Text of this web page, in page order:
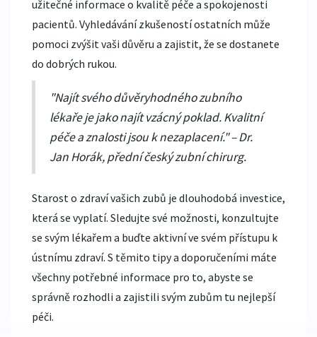
užitečné informace o kvalitě péče a spokojenosti
pacientů. Vyhledávání zkušeností ostatních může
pomoci zvýšit vaši důvěru a zajistit, že se dostanete
do dobrých rukou.
"Najít svého důvěryhodného zubního
lékaře je jako najít vzácný poklad. Kvalitní
péče a znalosti jsou k nezaplacení." – Dr.
Jan Horák, přední český zubní chirurg.
Starost o zdraví vašich zubů je dlouhodobá investice,
která se vyplatí. Sledujte své možnosti, konzultujte
se svým lékařem a buďte aktivní ve svém přístupu k
ústnímu zdraví. S těmito tipy a doporučeními máte
všechny potřebné informace pro to, abyste se
správně rozhodli a zajistili svým zubům tu nejlepší
péči.